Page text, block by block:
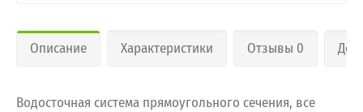
Описание Характеристики Отзывы 0
Водосточная система прямоугольного сечения, все